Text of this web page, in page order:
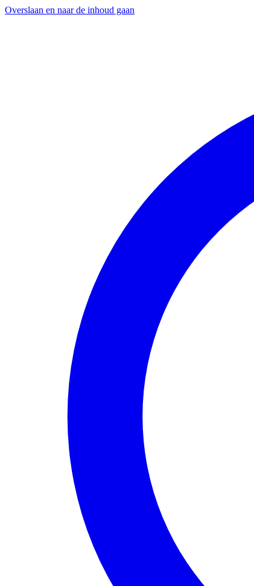
Overslaan en naar de inhoud gaan